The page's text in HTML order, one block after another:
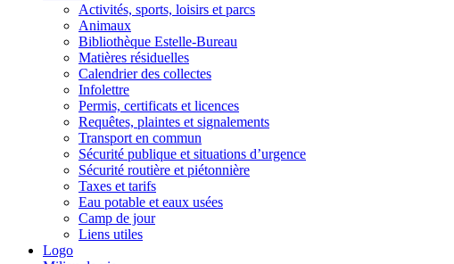
Activités, sports, loisirs et parcs
Animaux
Bibliothèque Estelle-Bureau
Matières résiduelles
Calendrier des collectes
Infolettre
Permis, certificats et licences
Requêtes, plaintes et signalements
Transport en commun
Sécurité publique et situations d’urgence
Sécurité routière et piétonnière
Taxes et tarifs
Eau potable et eaux usées
Camp de jour
Liens utiles
Logo